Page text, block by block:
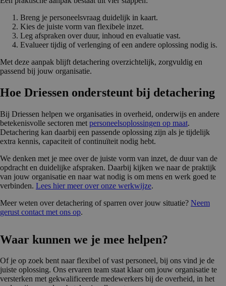
Breng je personeelsvraag duidelijk in kaart.
Kies de juiste vorm van flexibele inzet.
Leg afspraken over duur, inhoud en evaluatie vast.
Evalueer tijdig of verlenging of een andere oplossing nodig is.
Met deze aanpak blijft detachering overzichtelijk, zorgvuldig en
passend bij jouw organisatie.
Hoe Driessen ondersteunt bij detachering
Bij Driessen helpen we organisaties in overheid, onderwijs en andere
betekenisvolle sectoren met personeelsoplossingen op maat.
Detachering kan daarbij een passende oplossing zijn als je tijdelijk
extra kennis, capaciteit of continuïteit nodig hebt.
We denken met je mee over de juiste vorm van inzet, de duur van de
opdracht en duidelijke afspraken. Daarbij kijken we naar de praktijk
van jouw organisatie en naar wat nodig is om mens en werk goed te
verbinden. Lees hier meer over onze werkwijze.
Meer weten over detachering of sparren over jouw situatie? Neem
gerust contact met ons op.
Waar kunnen we je mee helpen?
Of je op zoek bent naar flexibel of vast personeel, bij ons vind je de
juiste oplossing. Ons ervaren team staat klaar om jouw organisatie te
versterken met gekwalificeerde medewerkers bij de overheid, in het